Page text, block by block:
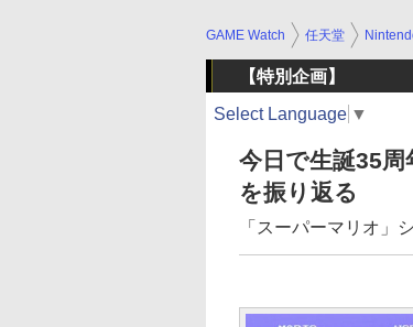
GAME Watch 任天堂
【特別企画】
Select Language ▼
今日で生誕35
を振り返る
「スーパーマリオ」